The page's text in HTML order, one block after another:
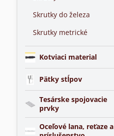
Skrutky do železa
Skrutky metrické
Kotviaci material
Pätky stĺpov
Tesárske spojovacie
prvky
Oceľové lana, reťaze a